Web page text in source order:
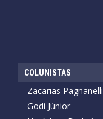
COLUNISTAS
Zacarias Pagnanelli
Godi Júnior